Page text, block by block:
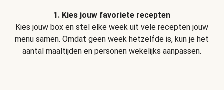
1. Kies jouw favoriete recepten
Kies jouw box en stel elke week uit vele recepten jouw
menu samen. Omdat geen week hetzelfde is, kun je het
aantal maaltijden en personen wekelijks aanpassen.